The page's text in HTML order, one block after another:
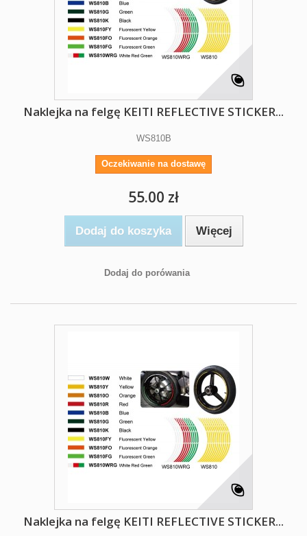
Naklejka na felgę KEITI REFLECTIVE STICKER...
WS810B
Oczekiwanie na dostawę
55.00 zł
Dodaj do koszyka Więcej
Dodaj do porówania
Naklejka na felgę KEITI REFLECTIVE STICKER...